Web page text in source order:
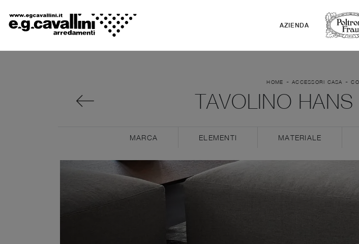
AZIENDA
HOME - ACCESSORI CASA -
TAVOLINO
MARCA ELEMENTI MATERIALE